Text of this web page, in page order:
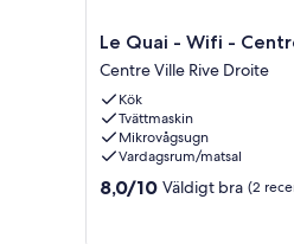
Le
Quai
-
Wifi
-
Centre-
ville
Centre
Le Quai - Wifi -
Centre Ville Rive Droite
Kök
Tvättmaskin
Mikrovågsugn
Vardagsrum/matsal
8.0
8,0/10 Väldigt bra (2